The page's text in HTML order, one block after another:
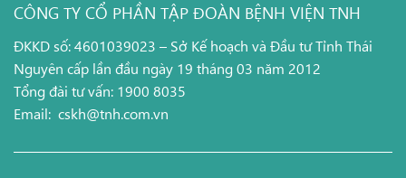
CÔNG TY CỔ PHẦN TẬP ĐOÀN BỆNH VIỆN TNH
ĐKKD số: 4601039023 – Sở Kế hoạch và Đầu tư Tỉnh Thái
Nguyên cấp lần đầu ngày 19 tháng 03 năm 2012
Tổng đài tư vấn: 1900 8035
Email: cskh@tnh.com.vn